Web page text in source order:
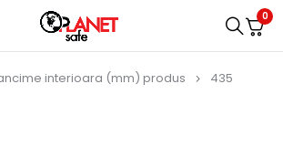
0
interioara (mm) produs 435